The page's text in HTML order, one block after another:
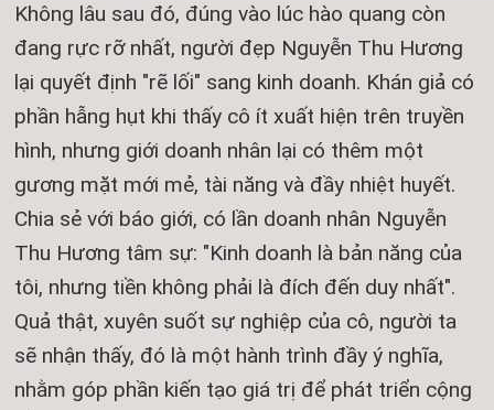
Không lâu sau đó, đúng vào lúc hào quang còn
đang rực rỡ nhất, người đẹp Nguyễn Thu Hương
lại quyết định "rẽ lối" sang kinh doanh. Khán giả có
phần hẫng hụt khi thấy cô ít xuất hiện trên truyền
hình, nhưng giới doanh nhân lại có thêm một
gương mặt mới mẻ, tài năng và đầy nhiệt huyết.
Chia sẻ với báo giới, có lần doanh nhân Nguyễn
Thu Hương tâm sự: "Kinh doanh là bản năng của
tôi, nhưng tiền không phải là đích đến duy nhất".
Quả thật, xuyên suốt sự nghiệp của cô, người ta
sẽ nhận thấy, đó là một hành trình đầy ý nghĩa,
nhằm góp phần kiến tạo giá trị để phát triển cộng